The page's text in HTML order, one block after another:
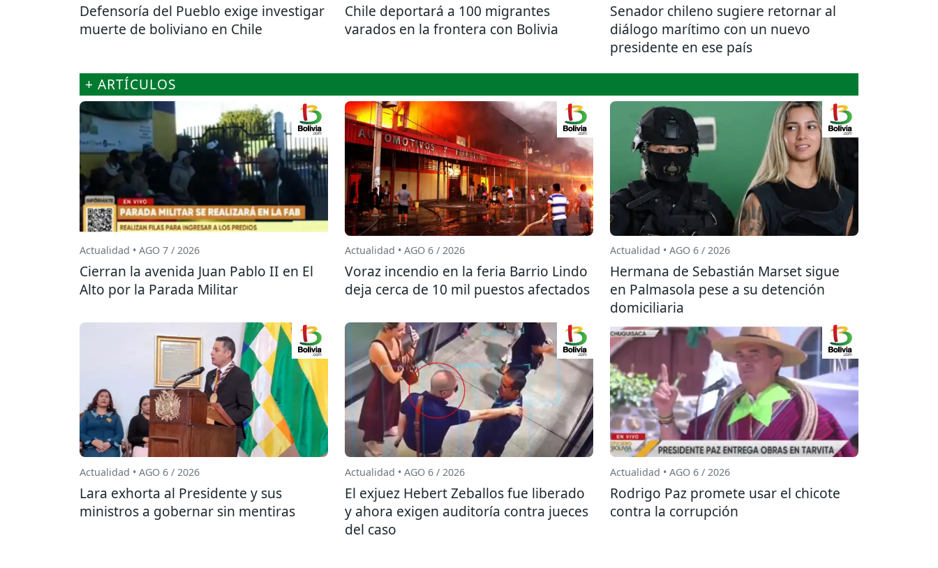
Defensoría del Pueblo exige investigar
muerte de boliviano en Chile
Chile deportará a 100 migrantes
varados en la frontera con Bolivia
Senador chileno sugiere retornar al
diálogo marítimo con un nuevo
presidente en ese país
+ ARTÍCULOS
Actualidad • AGO 7 / 2026
Cierran la avenida Juan Pablo II en El
Alto por la Parada Militar
Actualidad • AGO 6 / 2026
Voraz incendio en la feria Barrio Lindo
deja cerca de 10 mil puestos afectados
Actualidad • AGO 6 / 2026
Hermana de Sebastián Marset sigue
en Palmasola pese a su detención
domiciliaria
Actualidad • AGO 6 / 2026
Lara exhorta al Presidente y sus
ministros a gobernar sin mentiras
Actualidad • AGO 6 / 2026
El exjuez Hebert Zeballos fue liberado
y ahora exigen auditoría contra jueces
del caso
Actualidad • AGO 6 / 2026
Rodrigo Paz promete usar el chicote
contra la corrupción